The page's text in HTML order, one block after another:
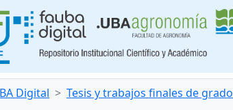
Digital Tesis y trabajos finales de grado